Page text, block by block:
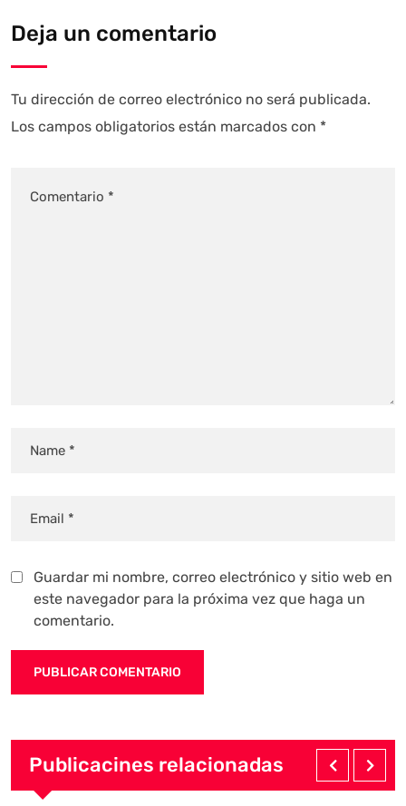
Deja un comentario
Tu dirección de correo electrónico no será publicada.
Los campos obligatorios están marcados con *
Guardar mi nombre, correo electrónico y sitio web en
este navegador para la próxima vez que haga un
comentario.
Publicacines relacionadas